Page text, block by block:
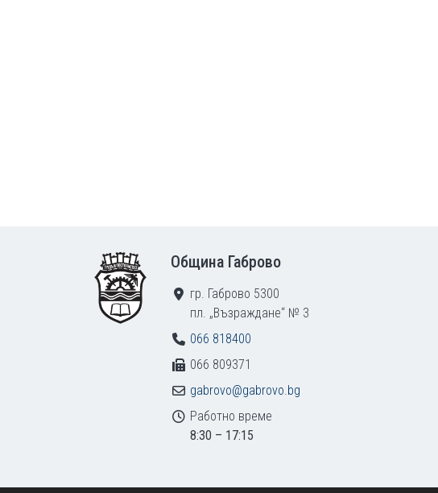
Община Габрово
гр. Габрово 5300
пл. „Възраждане“ № 3
066 818400
066 809371
gabrovo@gabrovo.bg
Работно време
8:30 – 17:15